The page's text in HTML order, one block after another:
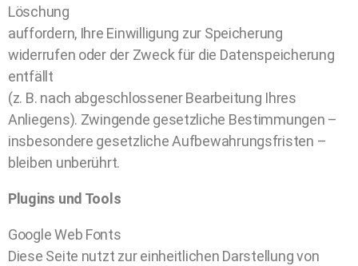
Löschung
auffordern, Ihre Einwilligung zur Speicherung
widerrufen oder der Zweck für die Datenspeicherung
entfällt
(z. B. nach abgeschlossener Bearbeitung Ihres
Anliegens). Zwingende gesetzliche Bestimmungen –
insbesondere gesetzliche Aufbewahrungsfristen –
bleiben unberührt.
Plugins und Tools
Google Web Fonts
Diese Seite nutzt zur einheitlichen Darstellung von